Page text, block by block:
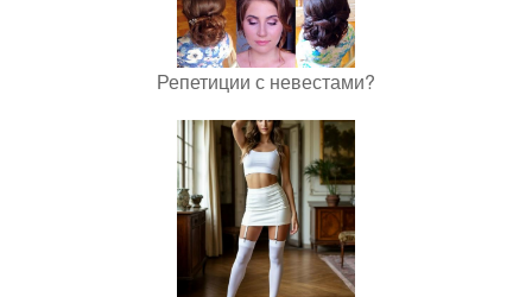
Репетиции с невестами?